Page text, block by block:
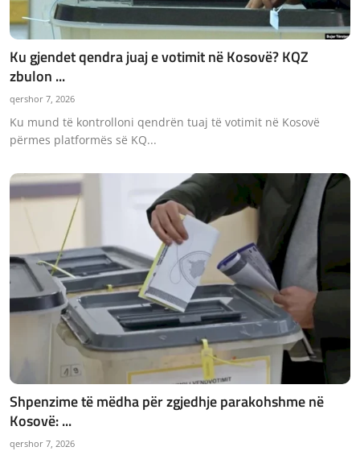
Ku gjendet qendra juaj e votimit në Kosovë? KQZ
zbulon ...
qershor 7, 2026
Ku mund të kontrolloni qendrën tuaj të votimit në Kosovë
përmes platformës së KQ...
Shpenzime të mëdha për zgjedhje parakohshme në
Kosovë: ...
qershor 7, 2026